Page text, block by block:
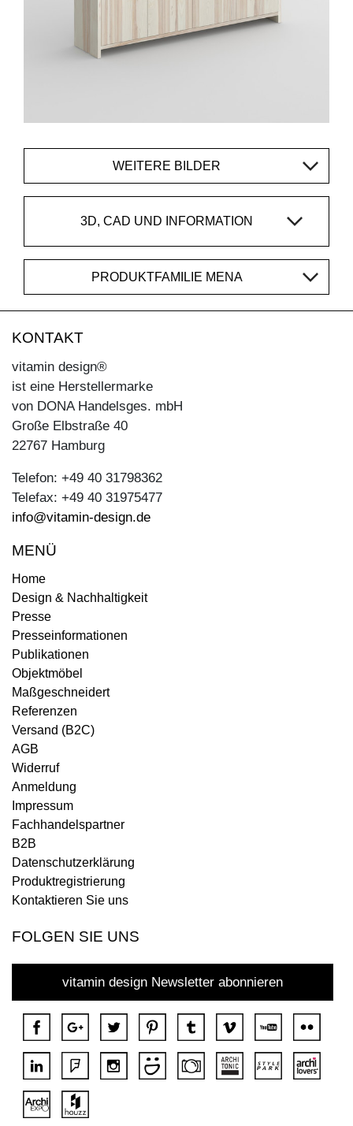
WEITERE BILDER
3D, CAD UND INFORMATION
PRODUKTFAMILIE MENA
KONTAKT
vitamin design®
ist eine Herstellermarke
von DONA Handelsges. mbH
Große Elbstraße 40
22767 Hamburg
Telefon: +49 40 31798362
Telefax: +49 40 31975477
info@vitamin-design.de
MENÜ
Home
Design & Nachhaltigkeit
Presse
Presseinformationen
Publikationen
Objektmöbel
Maßgeschneidert
Referenzen
Versand (B2C)
AGB
Widerruf
Anmeldung
Impressum
Fachhandelspartner
B2B
Datenschutzerklärung
Produktregistrierung
Kontaktieren Sie uns
FOLGEN SIE UNS
vitamin design Newsletter abonnieren